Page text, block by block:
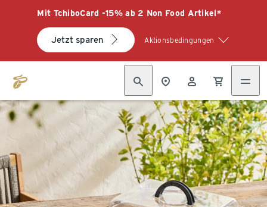
Mit TchiboCard -15% ab 2 Non Food Artikel*
Jetzt sparen Aktionsbedingungen